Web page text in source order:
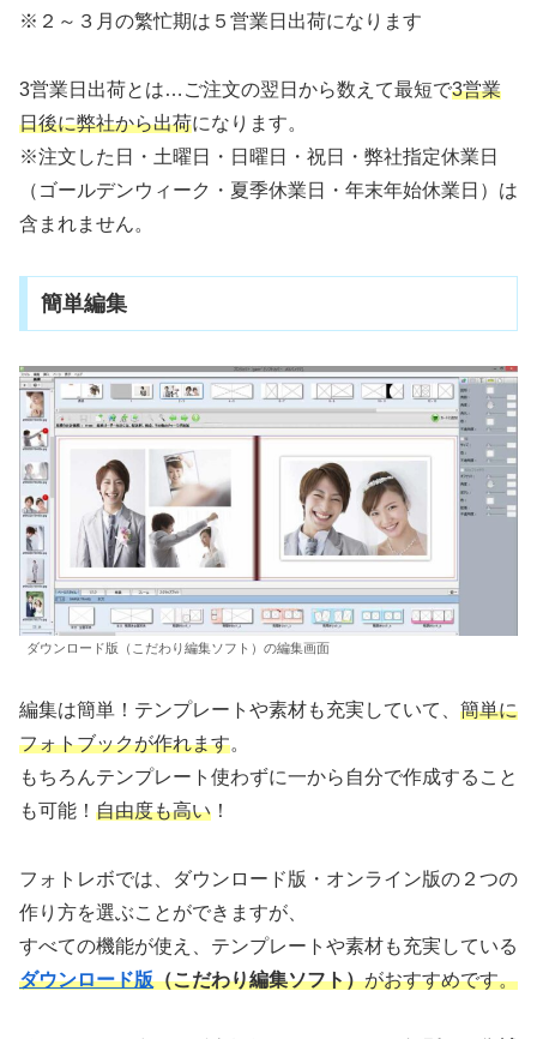
※２～３月の繁忙期は５営業日出荷になります
3営業日出荷とは…ご注文の翌日から数えて最短で3営業
日後に弊社から出荷になります。
※注文した日・土曜日・日曜日・祝日・弊社指定休業日
（ゴールデンウィーク・夏季休業日・年末年始休業日）は
含まれません。
簡単編集
ダウンロード版（こだわり編集ソフト）の編集画面
編集は簡単！テンプレートや素材も充実していて、 簡単に
フォトブックが作れます。
もちろんテンプレート使わずに一から自分で作成すること
も可能！ 自由度も高い ！
フォトレボでは、ダウンロード版・オンライン版の２つの
作り方を選ぶことができますが、
すべての機能が使え、テンプレートや素材も充実している
ダウンロード版（こだわり編集ソフト）がおすすめです。